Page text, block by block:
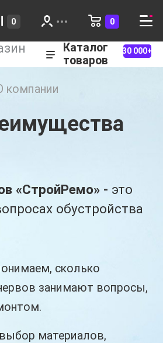
0 0
Каталог
товаров
30 000+
компании
«СтройРемо» - это
обустройства
сколько
занимают вопросы,
материалов,